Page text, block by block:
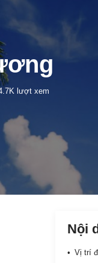
lượt xem
Nội
Vị trí